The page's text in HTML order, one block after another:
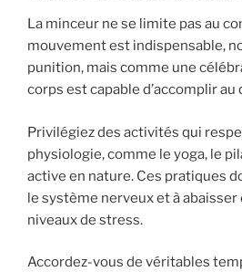
La minceur ne se limite pas au
mouvement est indispensable,
punition, mais comme une
corps est capable d’accomplir au
Privilégiez des activités qui
physiologie, comme le yoga, le
active en nature. Ces pratiques
le système nerveux et à
niveaux de stress.
Accordez-vous de véritables